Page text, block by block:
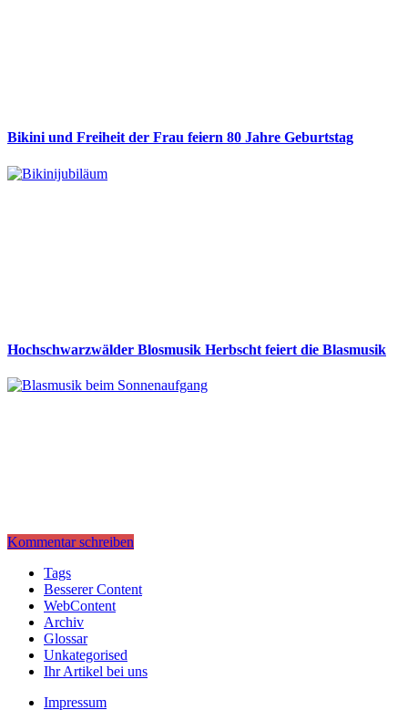
Bikini und Freiheit der Frau feiern 80 Jahre Geburtstag
Hochschwarzwälder Blosmusik Herbscht feiert die Blasmusik
Kommentar schreiben
Tags
Besserer Content
WebContent
Archiv
Glossar
Unkategorised
Ihr Artikel bei uns
Impressum